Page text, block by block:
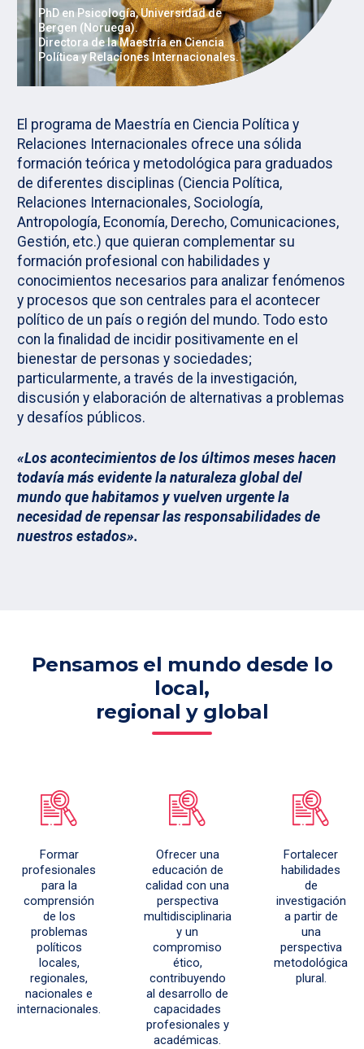
PhD en Psicología, Universidad de
Bergen (Noruega).
Directora de la Maestría en Ciencia
Política y Relaciones Internacionales.
El programa de Maestría en Ciencia Política y
Relaciones Internacionales ofrece una sólida
formación teórica y metodológica para graduados
de diferentes disciplinas (Ciencia Política,
Relaciones Internacionales, Sociología,
Antropología, Economía, Derecho, Comunicaciones,
Gestión, etc.) que quieran complementar su
formación profesional con habilidades y
conocimientos necesarios para analizar fenómenos
y procesos que son centrales para el acontecer
político de un país o región del mundo. Todo esto
con la finalidad de incidir positivamente en el
bienestar de personas y sociedades;
particularmente, a través de la investigación,
discusión y elaboración de alternativas a problemas
y desafíos públicos.
«Los acontecimientos de los últimos meses hacen
todavía más evidente la naturaleza global del
mundo que habitamos y vuelven urgente la
necesidad de repensar las responsabilidades de
nuestros estados».
Pensamos el mundo desde lo
local,
regional y global
Formar
profesionales
para la
comprensión
de los
problemas
políticos
locales,
regionales,
nacionales e
internacionales.
Ofrecer una
educación de
calidad con una
perspectiva
multidisciplinaria
y un
compromiso
ético,
contribuyendo
al desarrollo de
capacidades
profesionales y
académicas.
Fortalecer
habilidades
de
investigación
a partir de
una
perspectiva
metodológica
plural.